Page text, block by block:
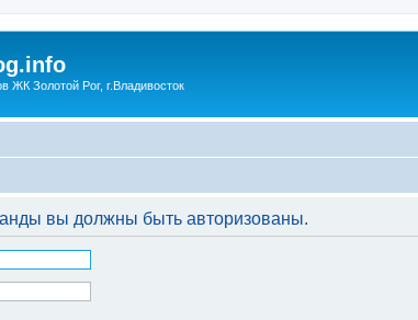
ЖК Золотой Рог, г.Владивосток
вы должны быть авторизованы.